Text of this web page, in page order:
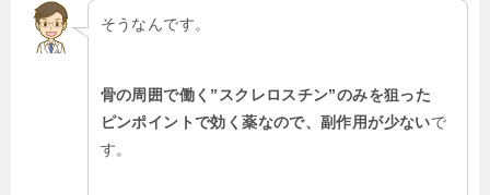
そうなんです。
骨の周囲で働く”スクレロスチン”のみを狙った
ピンポイントで効く薬なので、副作用が少ないで
す。